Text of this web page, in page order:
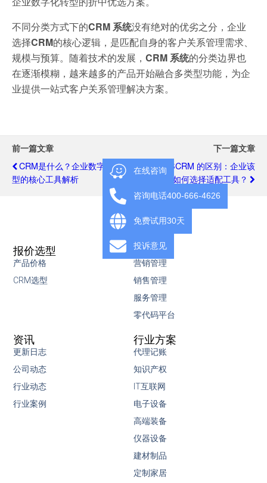
不同分类方式下的CRM 系统没有绝对的优劣之分，企业
选择CRM的核心逻辑，是匹配自身的客户关系管理需求、
规模与预算。随着技术的发展， CRM 系统的分类边界也
在逐渐模糊，越来越多的产品开始融合多类型功能，为企
业提供一站式客户关系管理解决方案。
前一篇文章
CRM是什么？企业数字化转
型的核心工具解析
下一篇文章
CRM 与 SCRM 的区别：企业该
如何选择适配工具？
产品
营销管理
销售管理
服务管理
零代码平台
报价选型
产品价格
CRM选型
行业方案
代理记账
知识产权
IT互联网
电子设备
高端装备
仪器设备
建材制品
定制家居
资讯
更新日志
公司动态
行业动态
行业案例
在线咨询
咨询电话400-666-4626
免费试用30天
投诉意见